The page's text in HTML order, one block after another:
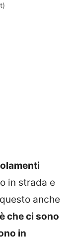
in strada e
anche
che ci sono
in